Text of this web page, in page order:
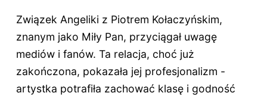
Związek Angeliki z Piotrem Kołaczyńskim,
znanym jako Miły Pan, przyciągał uwagę
mediów i fanów. Ta relacja, choć już
zakończona, pokazała jej profesjonalizm -
artystka potrafiła zachować klasę i godność